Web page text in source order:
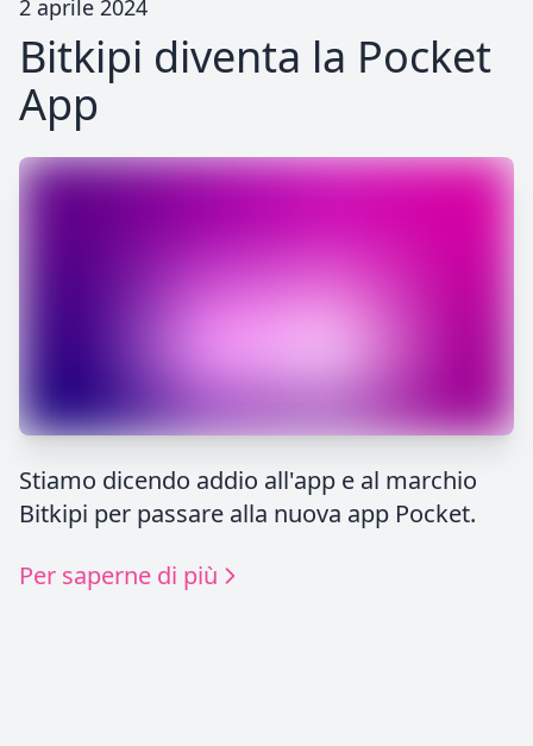
2 aprile 2024
Bitkipi diventa la Pocket
App
Stiamo dicendo addio all'app e al marchio
Bitkipi per passare alla nuova app Pocket.
Per saperne di più